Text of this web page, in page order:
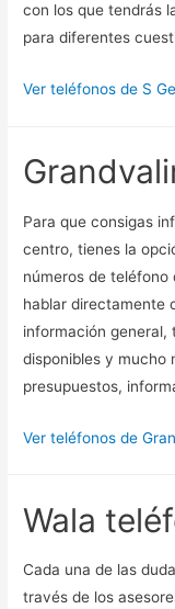
con los que tendrás
para diferentes
Ver teléfonos de S
Para que consigas
centro, tienes la
números de teléfono
hablar directamente
información general,
disponibles y mucho
presupuestos,
Ver teléfonos de
Wala
Cada una de las
través de los